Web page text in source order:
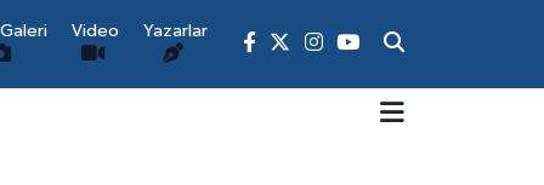
Video Yazarlar